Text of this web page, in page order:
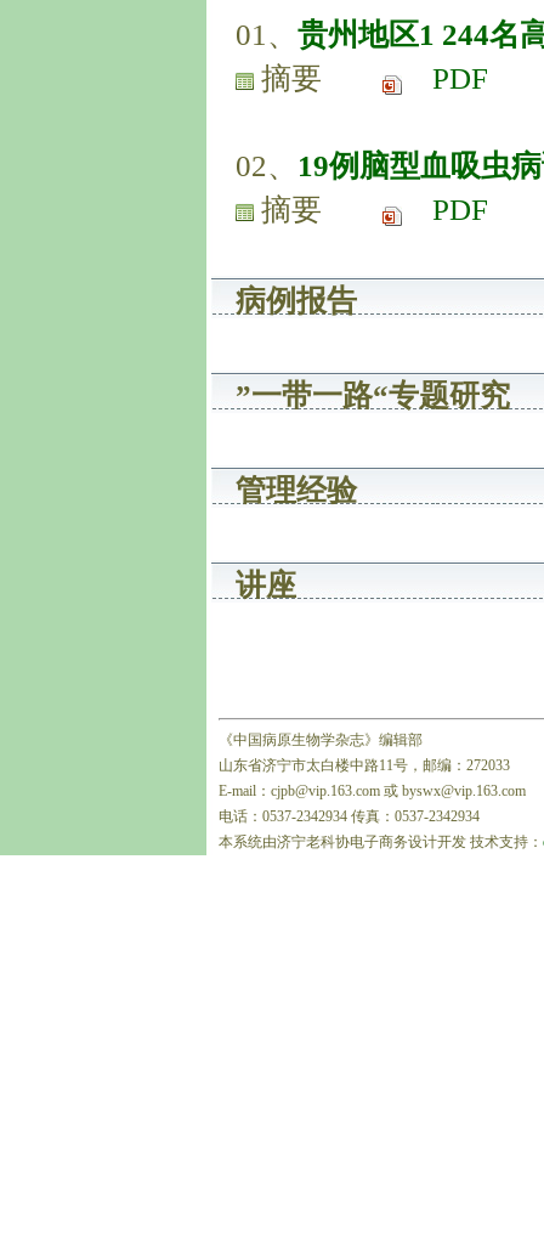
01、 贵州地区1 244名
摘要
PDF
02、 19例脑型血吸虫
摘要
PDF
病例报告
”一带一路“专题研究
管理经验
讲座
《中国病原生物学杂志》编辑部
山东省济宁市太白楼中路11号，邮编：272033
E-mail：cjpb@vip.163.com 或 byswx@vip.163.com
电话：0537-2342934 传真：0537-2342934
本系统由济宁老科协电子商务设计开发 技术支持：